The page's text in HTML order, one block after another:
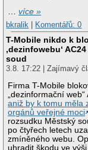
…více »
bkralik | Komentářů: 0
T-Mobile nikdo k
‚dezinfowebu‘
soud
3.8. 17:22 | Zajímavý
Firma T-Mobile
„dezinformační
aniž by k tomu měla
orgánů veřejné moci
rozsudku Městský
po čtyřech letech
zmíněného webu.
uhradit škodu ve